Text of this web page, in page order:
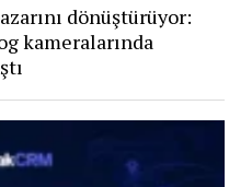
dönüştürüyor:
kameralarında